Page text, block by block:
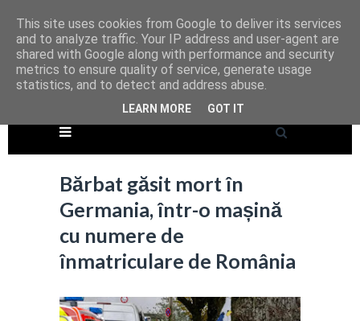
Bărbat găsit mort în
Germania, într-o mașină
cu numere de
înmatriculare de România
This site uses cookies from Google to deliver its services
and to analyze traffic. Your IP address and user-agent are
shared with Google along with performance and security
metrics to ensure quality of service, generate usage
statistics, and to detect and address abuse.
LEARN MORE GOT IT